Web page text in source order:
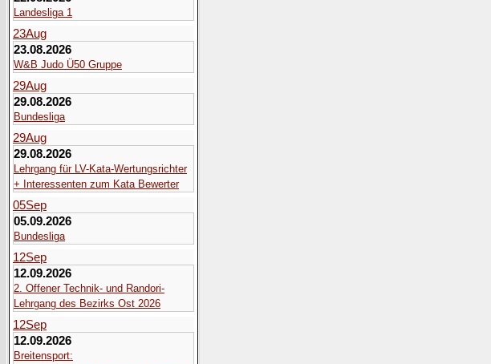
Landesliga 1
23Aug
23.08.2026
W&B Judo Ü50 Gruppe
29Aug
29.08.2026
Bundesliga
29Aug
29.08.2026
Lehrgang für LV-Kata-Wertungsrichter
+ Interessenten zum Kata Bewerter
05Sep
05.09.2026
Bundesliga
12Sep
12.09.2026
2. Offener Technik- und Randori-
Lehrgang des Bezirks Ost 2026
12Sep
12.09.2026
Breitensport: